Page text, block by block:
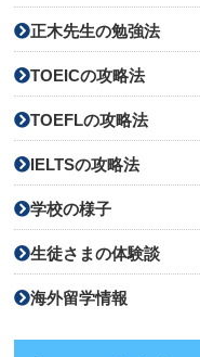
正木先生の勉強法
TOEICの攻略法
TOEFLの攻略法
IELTSの攻略法
学校の様子
生徒さまの体験談
海外留学情報